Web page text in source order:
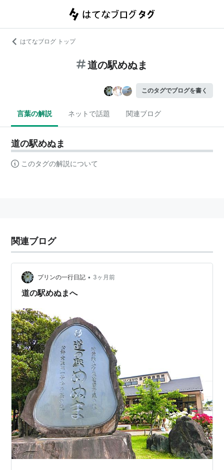
はてなブログ トップ
道の駅めぬま
このタグでブログを書く
言葉の解説 ネットで話題 関連ブログ
道の駅めぬま
このタグの解説について
関連ブログ
プリンの一行日記 • 3ヶ月前
道の駅めぬまへ